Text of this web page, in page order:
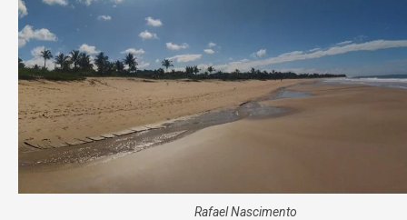
Rafael Nascimento